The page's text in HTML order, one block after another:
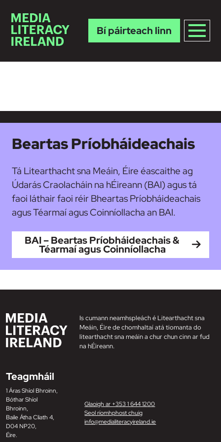
Bí páirteach linn
Beartas Príobháideachais
Tá Litearthacht sna Meáin, Éire éascaithe ag
Údarás Craolacháin na hÉireann (BAI) agus tá
faoi láthair faoi réir Bheartas Príobháideachais
agus Téarmaí agus Coinníollacha an BAI.
BAI – Beartas Príobháideachais &
Téarmaí agus Coinníollacha
Is cumann neamhspleách é Litearthacht sna
Meáin, Éire de chomhaltaí atá tiomanta do
litearthacht sna meáin a chur chun cinn ar fud
na hÉireann.
Teagmháil
1 Áras Shíol Bhroinn,
Bóthar Shíol
Bhroinn,
Baile Átha Cliath 4,
D04 NP20,
Éire.
Glaoigh ar +353 1 644 1200
Seol ríomhphost chuig
info@medialiteracyireland.ie